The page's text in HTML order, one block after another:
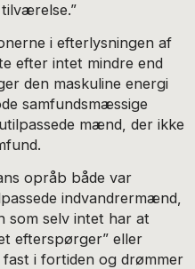
i efterlysningen af
efter intet mindre end
den maskuline energi
samfundsmæssige
mænd, der ikke
opråb både var
indvandrermænd,
som selv intet har at
efterspørger” eller
i fortiden og drømmer